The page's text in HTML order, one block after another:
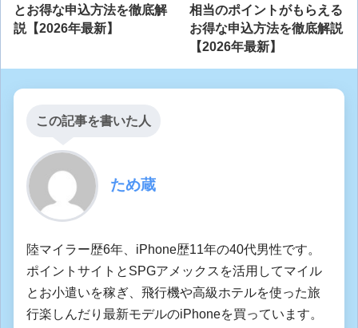
とお得な申込方法を徹底解
説【2026年最新】
相当のポイントがもらえる
お得な申込方法を徹底解説
【2026年最新】
この記事を書いた人
ため蔵
陸マイラー歴6年、iPhone歴11年の40代男性です。
ポイントサイトとSPGアメックスを活用してマイル
とお小遣いを稼ぎ、飛行機や高級ホテルを使った旅
行楽しんだり最新モデルのiPhoneを買っています。